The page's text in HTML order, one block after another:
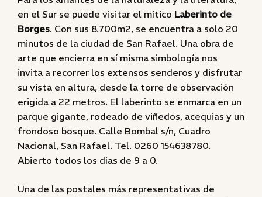
en el Sur se puede visitar el mítico Laberinto de
Borges. Con sus 8.700m2, se encuentra a solo 20
minutos de la ciudad de San Rafael. Una obra de
arte que encierra en sí misma simbología nos
invita a recorrer los extensos senderos y disfrutar
su vista en altura, desde la torre de observación
erigida a 22 metros. El laberinto se enmarca en un
parque gigante, rodeado de viñedos, acequias y un
frondoso bosque. Calle Bombal s/n, Cuadro
Nacional, San Rafael. Tel. 0260 154638780.
Abierto todos los días de 9 a 0.
Una de las postales más representativas de